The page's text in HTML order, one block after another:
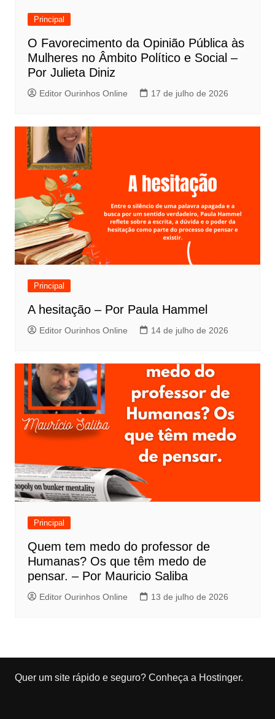
Principal
O Favorecimento da Opinião Pública às
Mulheres no Âmbito Político e Social –
Por Julieta Diniz
Editor Ourinhos Online 17 de julho de 2026
Principal
A hesitação – Por Paula Hammel
Editor Ourinhos Online 14 de julho de 2026
Principal
Quem tem medo do professor de
Humanas? Os que têm medo de
pensar. – Por Mauricio Saliba
Editor Ourinhos Online 13 de julho de 2026
Quer um site rápido e seguro? Conheça a Hostinger.